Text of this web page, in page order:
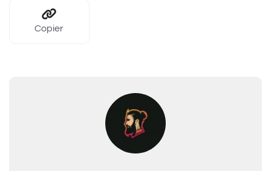
Copier